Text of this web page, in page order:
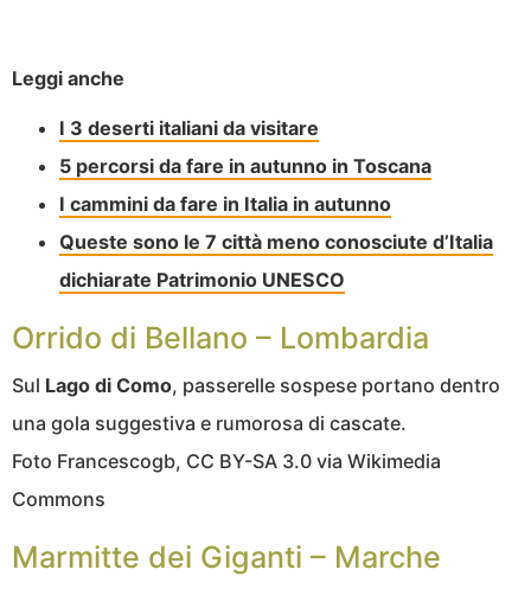
Leggi anche
I 3 deserti italiani da visitare
5 percorsi da fare in autunno in Toscana
I cammini da fare in Italia in autunno
Queste sono le 7 città meno conosciute d’Italia
dichiarate Patrimonio UNESCO
Orrido di Bellano – Lombardia
Sul Lago di Como, passerelle sospese portano dentro
una gola suggestiva e rumorosa di cascate.
Foto Francescogb, CC BY-SA 3.0 via Wikimedia
Commons
Marmitte dei Giganti – Marche